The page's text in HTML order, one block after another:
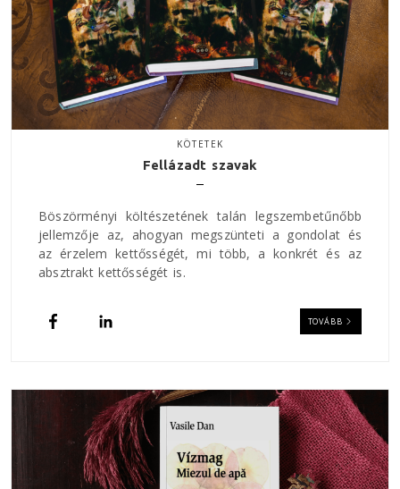
KÖTETEK
Fellázadt szavak
Böszörményi költészetének talán legszembetűnőbb
jellemzője az, ahogyan megszünteti a gondolat és
az érzelem kettősségét, mi több, a konkrét és az
absztrakt kettősségét is.
TOVÁBB